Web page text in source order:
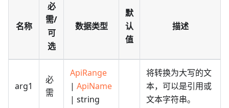
名称
必
需/
可
选
数据类型
默
认
值
描述
arg1
必
需
ApiRange
| ApiName
| string
将转换为大写的文
本，可以是引用或
文本字符串。